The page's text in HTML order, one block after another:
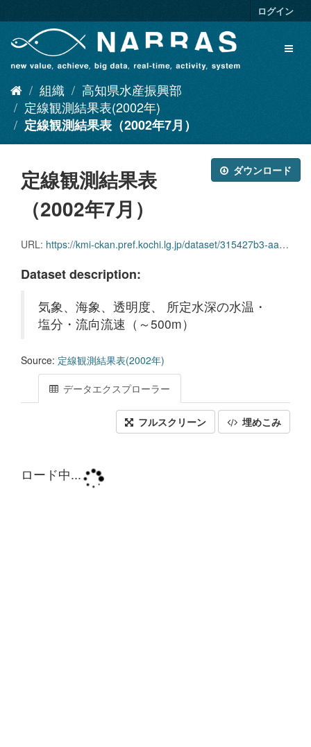
キ
ログイン
組織
高知県水産振興部
定線観測結果表(2002年)
定線観測結果表（2002年7月）
ダウンロード
定線観測結果表
（2002年7月）
URL: https://kmi-ckan.pref.kochi.lg.jp/dataset/315427b3-aab4-466d-acff-86520bc6b890/resource/bb5d1539-1c29-481c-b26d-6b55454b5f89/download/teisenkansokukekkaomote2002-7.xlsx
Dataset description:
気象、海象、透明度、 所定水深の水温・
塩分・流向流速（～500m）
Source: 定線観測結果表(2002年)
データエクスプローラー
フルスクリーン 埋めこみ